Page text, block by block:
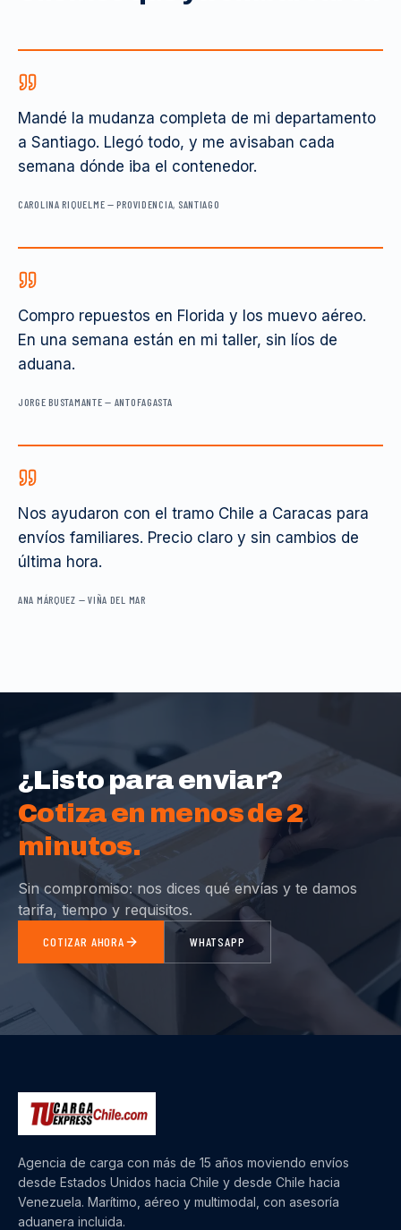
Mandé la mudanza completa de mi departamento
a Santiago. Llegó todo, y me avisaban cada
semana dónde iba el contenedor.
CAROLINA RIQUELME —PROVIDENCIA, SANTIAGO
Compro repuestos en Florida y los muevo aéreo.
En una semana están en mi taller, sin líos de
aduana.
JORGE BUSTAMANTE — ANTOFAGASTA
Nos ayudaron con el tramo Chile a Caracas para
envíos familiares. Precio claro y sin cambios de
última hora.
ANA MÁRQUEZ —VIÑA DEL MAR
¿Listo para enviar?
Cotiza en menos de 2
minutos.
Sin compromiso: nos dices qué envías y te damos
tarifa, tiempo y requisitos.
COTIZAR AHORA WHATSAPP
Agencia de carga con más de 15 años moviendo envíos
desde Estados Unidos hacia Chile y desde Chile hacia
Venezuela. Marítimo, aéreo y multimodal, con asesoría
aduanera incluida.